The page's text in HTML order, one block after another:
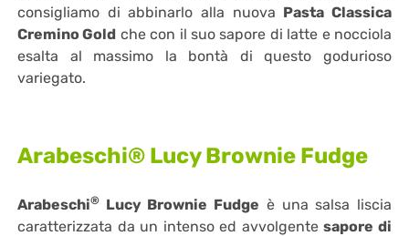
consigliamo di abbinarlo alla nuova Pasta Classica
Cremino Gold che con il suo sapore di latte e nocciola
esalta al massimo la bontà di questo godurioso
variegato.
Arabeschi® Lucy Brownie Fudge
Arabeschi® Lucy Brownie Fudge è una salsa liscia
caratteriz­zata da un intenso ed av­volgentesapore di